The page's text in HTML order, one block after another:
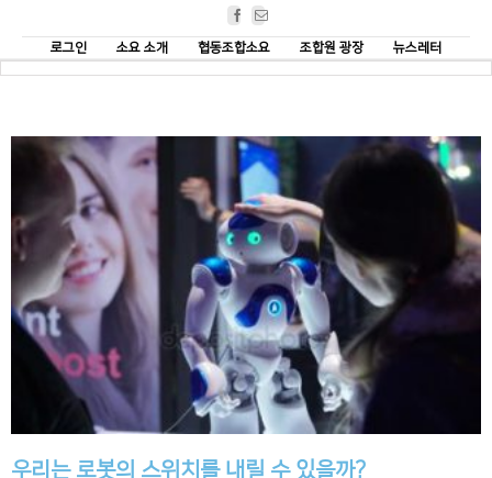
Facebook
로그인
소요 소개 협동조합소요 조합원 광장 뉴스레터
우리는 로봇의 스위치를 내릴 수 있을까?